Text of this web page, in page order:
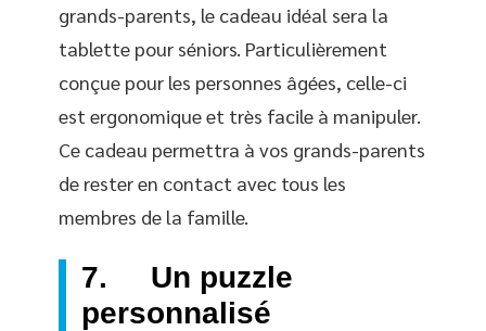
grands-parents, le cadeau idéal sera la
tablette pour séniors. Particulièrement
conçue pour les personnes âgées, celle-ci
est ergonomique et très facile à manipuler.
Ce cadeau permettra à vos grands-parents
de rester en contact avec tous les
membres de la famille.
7. Un puzzle
personnalisé